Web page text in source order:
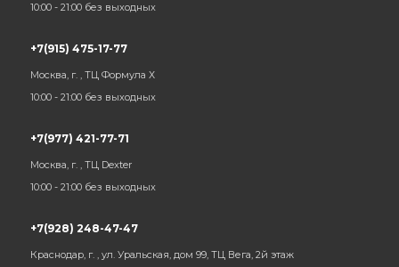
10:00 - 21:00 без выходных
+7(915) 475-17-77
Москва, г. , ТЦ Формула Х
10:00 - 21:00 без выходных
+7(977) 421-77-71
Москва, г. , ТЦ Dexter
10:00 - 21:00 без выходных
+7(928) 248-47-47
Краснодар, г. , ул. Уральская, дом 99, ТЦ Вега, 2й этаж